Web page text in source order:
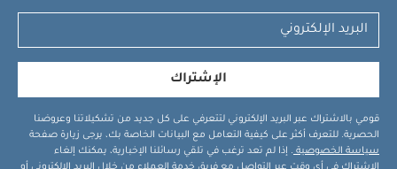
الإشتراك
قومي بالاشتراك عبر البريد الإلكتروني لتتعرفي على كل جديد من تشكيلاتنا وعروضنا
الحصرية. للتعرف أكثر على كيفية التعامل مع البيانات الخاصة بك، يرجى زيارة صفحة
سياسة الخصوصية . إذا لم تعد ترغب في تلقي رسائلنا الإخبارية، يمكنك إلغاء